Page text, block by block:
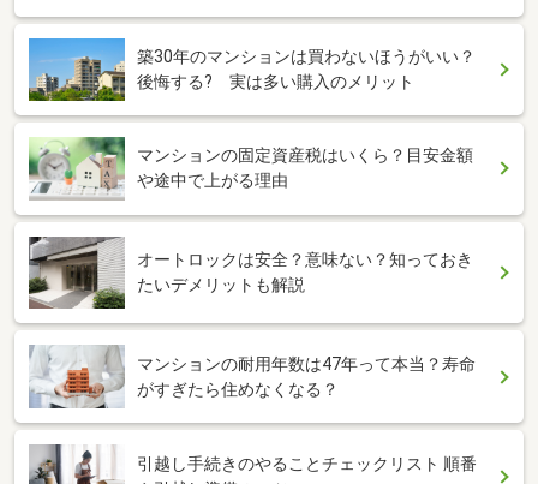
築30年のマンションは買わないほうがいい？
後悔する? 実は多い購入のメリット
マンションの固定資産税はいくら？目安金額
や途中で上がる理由
オートロックは安全？意味ない？知っておき
たいデメリットも解説
マンションの耐用年数は47年って本当？寿命
がすぎたら住めなくなる？
引越し手続きのやることチェックリスト 順番